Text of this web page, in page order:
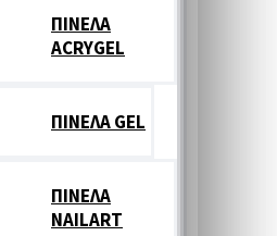
ΠΙΝΕΛΑ
ACRYGEL
ΠΙΝΕΛΑ GEL
ΠΙΝΕΛΑ
NAILART